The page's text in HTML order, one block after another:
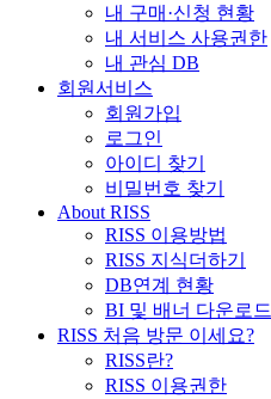
내 구매·신청 현황
내 서비스 사용권한
내 관심 DB
회원서비스
회원가입
로그인
아이디 찾기
비밀번호 찾기
About RISS
RISS 이용방법
RISS 지식더하기
DB연계 현황
BI 및 배너 다운로드
RISS 처음 방문 이세요?
RISS란?
RISS 이용권한